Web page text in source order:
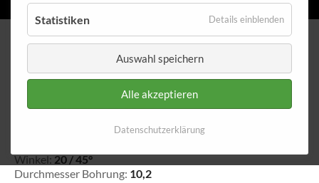
EINZELLEITUNGENNACH MASS
Ringfitting 034 Ø 10,2
Winkel: 20 / 45°
Durchmesser Bohrung: 10,2
Statistiken Details einblenden
Auswahl speichern
Alle akzeptieren
Datenschutzerklärung